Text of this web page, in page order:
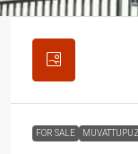
FOR SALE